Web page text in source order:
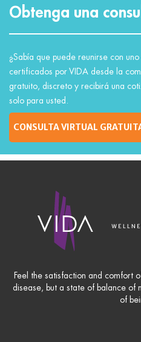
Obtenga una
¿Sabía que puede reunirse con
certificados por VIDA desde la
gratuito, discreto y recibirá una
solo para usted.
CONSULTA VIRTUAL
Feel the satisfaction and comfort
disease, but a state of balance of
of